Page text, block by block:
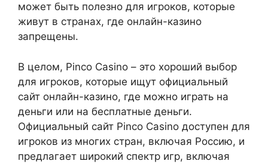
может быть полезно для игроков, которые
живут в странах, где онлайн-казино
запрещены.
В целом, Pinco Casino – это хороший выбор
для игроков, которые ищут официальный
сайт онлайн-казино, где можно играть на
деньги или на бесплатные деньги.
Официальный сайт Pinco Casino доступен для
игроков из многих стран, включая Россию, и
предлагает широкий спектр игр, включая